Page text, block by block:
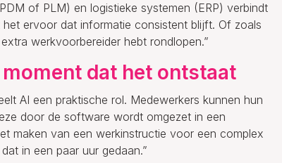
of PLM) en logistieke systemen (ERP) verbindt
ervoor dat informatie consistent blijft. Of zoals
werkvoorbereider hebt rondlopen.”
dat het ontstaat
AI een praktische rol. Medewerkers kunnen hun
door de software wordt omgezet in een
maken van een werkinstructie voor een complex
in een paar uur gedaan.”